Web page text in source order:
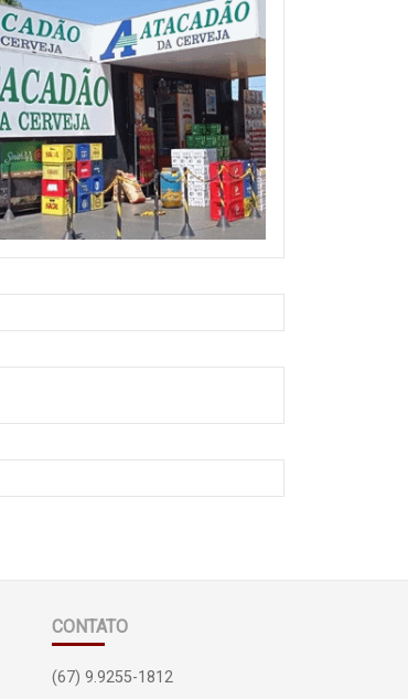
CONTATO
(67) 9.9255-1812